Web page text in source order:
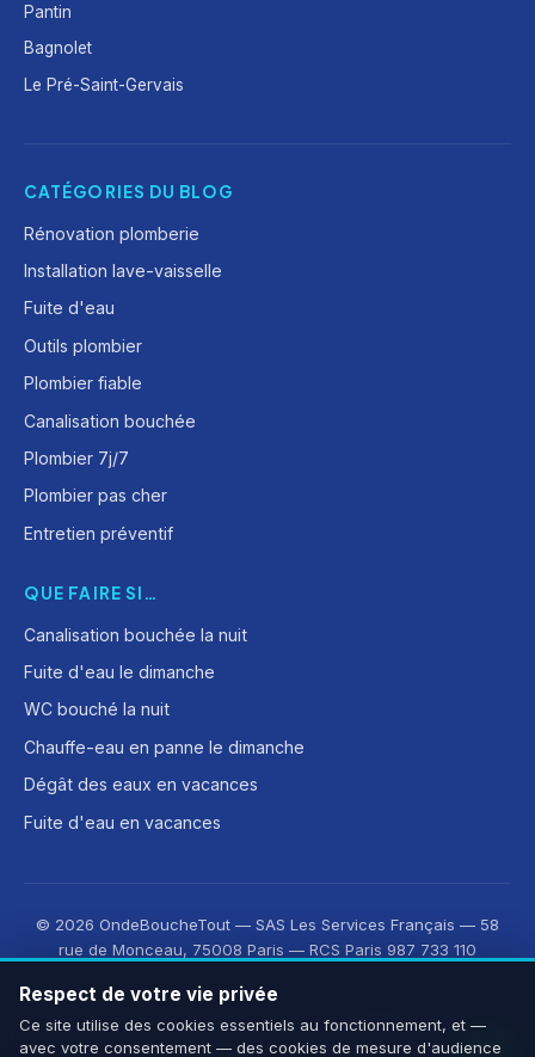
Pantin
Bagnolet
Le Pré-Saint-Gervais
CATÉGORIES DU BLOG
Rénovation plomberie
Installation lave-vaisselle
Fuite d'eau
Outils plombier
Plombier fiable
Canalisation bouchée
Plombier 7j/7
Plombier pas cher
Entretien préventif
QUE FAIRE SI…
Canalisation bouchée la nuit
Fuite d'eau le dimanche
WC bouché la nuit
Chauffe-eau en panne le dimanche
Dégât des eaux en vacances
Fuite d'eau en vacances
© 2026 OndeBoucheTout — SAS Les Services Français — 58
rue de Monceau, 75008 Paris — RCS Paris 987 733 110
Découvrez aussi : OnLeveTout · OnDeRatiseTout ·
CleanMonAppart · OnOuvreTout
Respect de votre vie privée
Ce site utilise des cookies essentiels au fonctionnement, et —
avec votre consentement — des cookies de mesure d'audience